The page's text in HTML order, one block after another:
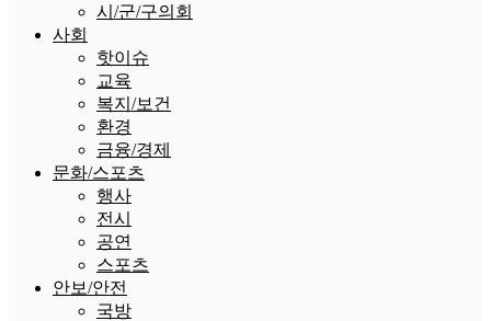
시/군/구의회
사회
핫이슈
교육
복지/보건
환경
금융/경제
문화/스포츠
행사
전시
공연
스포츠
안보/안전
국방